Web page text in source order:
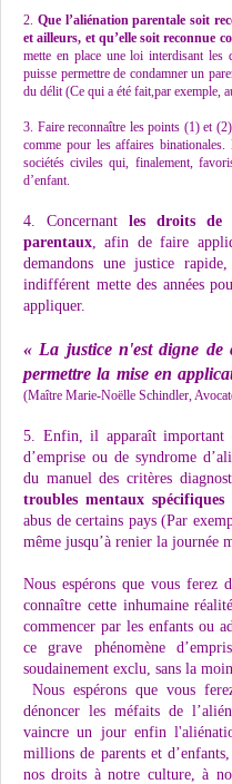
2. Que l’aliénation parentale soit
et ailleurs, et qu’elle soit reconnue
mette en place une loi interdisant les
puisse permettre de condamner un
du délit (Ce qui a été fait,par exemple,
3. Faire reconnaître les points (1) et
comme pour les affaires
sociétés civiles qui, finalement,
d’enfant.
4. Concernantles droits de
parentaux, afin de faire
demandons une justice
indifférent mette des années
appliquer.
« La justice n'est digne de
permettre la mise en
(Maître Marie-Noëlle Schindler,
5. Enfin, il apparaît important
d’emprise ou de syndrome
du manuel des critères
troubles mentaux spécifiques
abus de certains pays (Par
même jusqu’à renier la journée
Nous espérons que vous
connaître cette inhumaine
commencer par les enfants ou
ce grave phénomène
soudainement exclu, sans la
Nous espérons que vous
dénoncer les méfaits de
vaincre un jour enfin
millions de parents et
nos droits à notre culture, à